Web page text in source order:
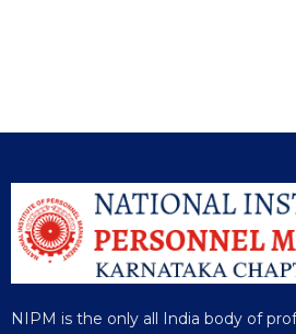
NIPM is the only all India body of